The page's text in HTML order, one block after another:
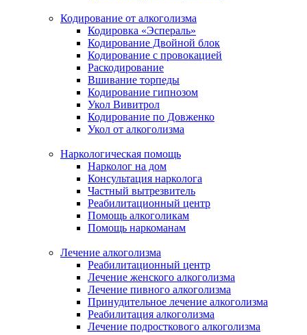
Кодирование от алкоголизма
Кодировка «Эспераль»
Кодирование Двойной блок
Кодирование с провокацией
Раскодирование
Вшивание торпеды
Кодирование гипнозом
Укол Вивитрол
Кодирование по Довженко
Укол от алкоголизма
Наркологическая помощь
Нарколог на дом
Консультация нарколога
Частный вытрезвитель
Реабилитационный центр
Помощь алкоголикам
Помощь наркоманам
Лечение алкоголизма
Реабилитационный центр
Лечение женского алкоголизма
Лечение пивного алкоголизма
Принудительное лечение алкоголизма
Реабилитация алкоголизма
Лечение подросткового алкоголизма